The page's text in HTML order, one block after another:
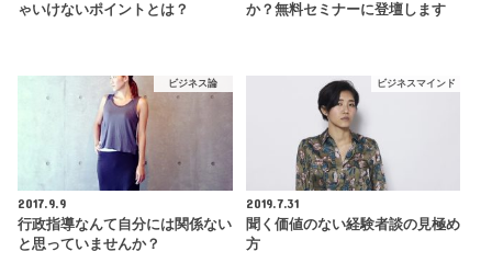
ゃいけないポイントとは？
か？無料セミナーに登壇します
ビジネス論
2017.9.9
行政指導なんて自分には関係ない
と思っていませんか？
ビジネスマインド
2019.7.31
聞く価値のない経験者談の見極め
方